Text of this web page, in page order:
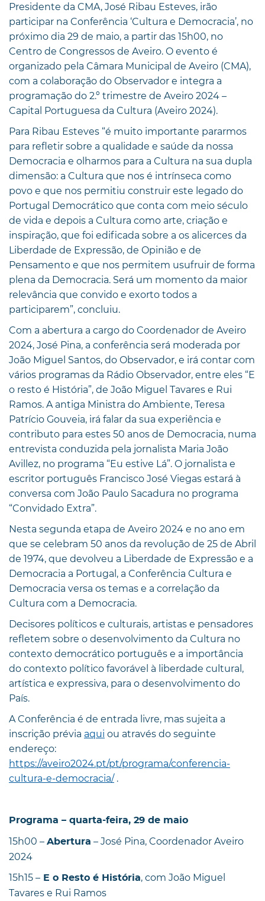
Presidente da CMA, José Ribau Esteves, irão
participar na Conferência ‘Cultura e Democracia’, no
próximo dia 29 de maio, a partir das 15h00, no
Centro de Congressos de Aveiro. O evento é
organizado pela Câmara Municipal de Aveiro (CMA),
com a colaboração do Observador e integra a
programação do 2.º trimestre de Aveiro 2024 –
Capital Portuguesa da Cultura (Aveiro 2024).
Para Ribau Esteves “é muito importante pararmos
para refletir sobre a qualidade e saúde da nossa
Democracia e olharmos para a Cultura na sua dupla
dimensão: a Cultura que nos é intrínseca como
povo e que nos permitiu construir este legado do
Portugal Democrático que conta com meio século
de vida e depois a Cultura como arte, criação e
inspiração, que foi edificada sobre a os alicerces da
Liberdade de Expressão, de Opinião e de
Pensamento e que nos permitem usufruir de forma
plena da Democracia. Será um momento da maior
relevância que convido e exorto todos a
participarem”, concluiu.
Com a abertura a cargo do Coordenador de Aveiro
2024, José Pina, a conferência será moderada por
João Miguel Santos, do Observador, e irá contar com
vários programas da Rádio Observador, entre eles “E
o resto é História”, de João Miguel Tavares e Rui
Ramos. A antiga Ministra do Ambiente, Teresa
Patrício Gouveia, irá falar da sua experiência e
contributo para estes 50 anos de Democracia, numa
entrevista conduzida pela jornalista Maria João
Avillez, no programa “Eu estive Lá”. O jornalista e
escritor português Francisco José Viegas estará à
conversa com João Paulo Sacadura no programa
“Convidado Extra”.
Nesta segunda etapa de Aveiro 2024 e no ano em
que se celebram 50 anos da revolução de 25 de Abril
de 1974, que devolveu a Liberdade de Expressão e a
Democracia a Portugal, a Conferência Cultura e
Democracia versa os temas e a correlação da
Cultura com a Democracia.
Decisores políticos e culturais, artistas e pensadores
refletem sobre o desenvolvimento da Cultura no
contexto democrático português e a importância
do contexto político favorável à liberdade cultural,
artística e expressiva, para o desenvolvimento do
País.
A Conferência é de entrada livre, mas sujeita a
inscrição prévia aqui ou através do seguinte
endereço:
https://aveiro2024.pt/pt/programa/conferencia-
cultura-e-democracia/.
Programa – quarta-feira, 29 de maio
15h00 – Abertura – José Pina, Coordenador Aveiro
2024
15h15 – E o Resto é História, com João Miguel
Tavares e Rui Ramos